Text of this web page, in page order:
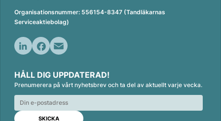
Organisationsnummer: 556154-8347 (Tandläkarnas
Serviceaktiebolag)
n
k
e
d
c
e
b
o
o
a
i
l
HÅLL DIG UPPDATERAD!
Prenumerera på vårt nyhetsbrev och ta del av aktuellt varje vecka.